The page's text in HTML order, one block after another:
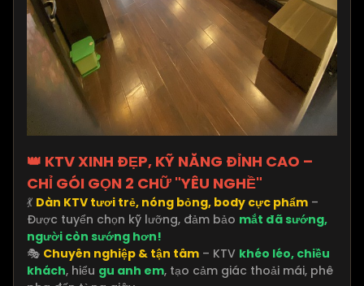
👑 KTV XINH ĐẸP, KỸ NĂNG ĐỈNH CAO –
CHỈ GÓI GỌN 2 CHỮ "YÊU NGHỀ"
💃 Dàn KTV tươi trẻ, nóng bỏng, body cực phẩm –
Được tuyển chọn kỹ lưỡng, đảm bảo mắt đã sướng,
người còn sướng hơn!
🎭 Chuyên nghiệp & tận tâm – KTV khéo léo, chiều
khách, hiểu gu anh em, tạo cảm giác thoải mái, phê